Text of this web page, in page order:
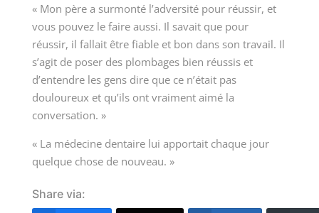
« Mon père a surmonté l’adversité pour réussir, et
vous pouvez le faire aussi. Il savait que pour
réussir, il fallait être fiable et bon dans son travail. Il
s’agit de poser des plombages bien réussis et
d’entendre les gens dire que ce n’était pas
douloureux et qu’ils ont vraiment aimé la
conversation. »
« La médecine dentaire lui apportait chaque jour
quelque chose de nouveau. »
Share via: